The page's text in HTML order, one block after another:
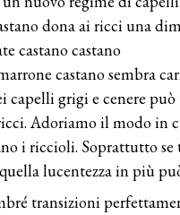
dona ai ricci una
castano castano
castano sembra
capelli grigi e cenere
Adoriamo il modo in
i riccioli. Soprattutto
lucentezza in più
transizioni